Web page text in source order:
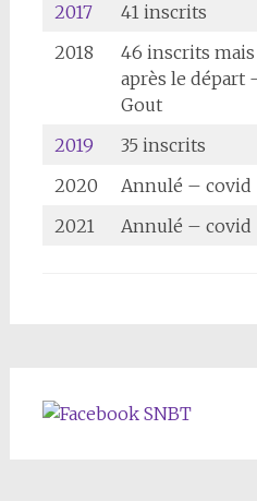
2017
41 inscrits
2018
46 inscrits
après le départ
Gout
2019
35 inscrits
2020
Annulé – covid
2021
Annulé – covid
SNBT